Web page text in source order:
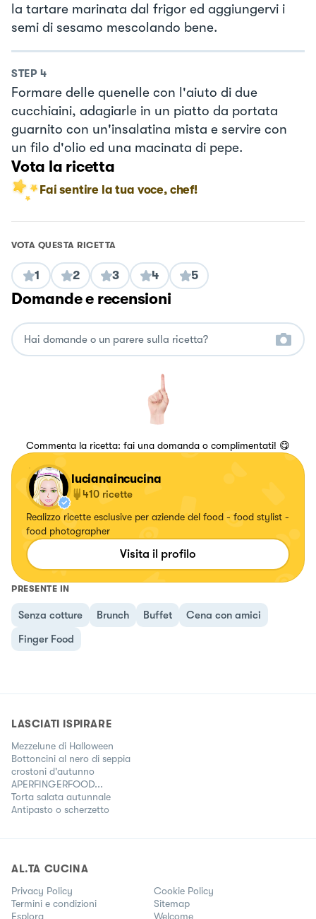
la tartare marinata dal frigor ed aggiungervi i
semi di sesamo mescolando bene.
STEP 4
Formare delle quenelle con l'aiuto di due
cucchiaini, adagiarle in un piatto da portata
guarnito con un'insalatina mista e servire con
un filo d'olio ed una macinata di pepe.
Vota la ricetta
Fai sentire la tua voce, chef!
VOTA QUESTA RICETTA
1 2 3 4 5
Domande e recensioni
Commenta la ricetta: fai una domanda o complimentati! 😋
lucianaincucina
410 ricette
Realizzo ricette esclusive per aziende del food - food stylist -
food photographer
Visita il profilo
PRESENTE IN
Senza cotture Brunch Buffet
Cena con amici
Finger Food
LASCIATI ISPIRARE
Mezzelune di Halloween
Bottoncini al nero di seppia
crostoni d'autunno
APERFINGERFOOD...
Torta salata autunnale
Antipasto o scherzetto
AL.TA CUCINA
Privacy Policy
Cookie Policy
Termini e condizioni
Sitemap
Esplora
Welcome